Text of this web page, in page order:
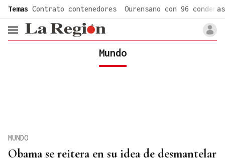
Temas Contrato contenedores Ourensano con 96 condenas
header.menu.open
Mundo
Obama se reitera en su idea de desmantelar
MUNDO